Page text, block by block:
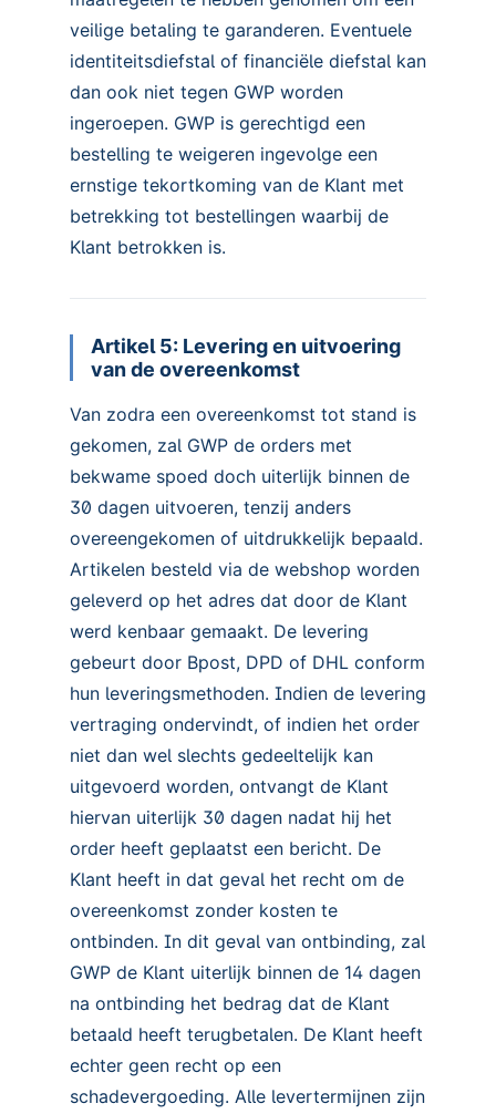
veilige betaling te garanderen. Eventuele
identiteitsdiefstal of financiële diefstal kan
dan ook niet tegen GWP worden
ingeroepen. GWP is gerechtigd een
bestelling te weigeren ingevolge een
ernstige tekortkoming van de Klant met
betrekking tot bestellingen waarbij de
Klant betrokken is.
Artikel 5: Levering en uitvoering
van de overeenkomst
Van zodra een overeenkomst tot stand is
gekomen, zal GWP de orders met
bekwame spoed doch uiterlijk binnen de
30 dagen uitvoeren, tenzij anders
overeengekomen of uitdrukkelijk bepaald.
Artikelen besteld via de webshop worden
geleverd op het adres dat door de Klant
werd kenbaar gemaakt. De levering
gebeurt door Bpost, DPD of DHL conform
hun leveringsmethoden. Indien de levering
vertraging ondervindt, of indien het order
niet dan wel slechts gedeeltelijk kan
uitgevoerd worden, ontvangt de Klant
hiervan uiterlijk 30 dagen nadat hij het
order heeft geplaatst een bericht. De
Klant heeft in dat geval het recht om de
overeenkomst zonder kosten te
ontbinden. In dit geval van ontbinding, zal
GWP de Klant uiterlijk binnen de 14 dagen
na ontbinding het bedrag dat de Klant
betaald heeft terugbetalen. De Klant heeft
echter geen recht op een
schadevergoeding. Alle levertermijnen zijn